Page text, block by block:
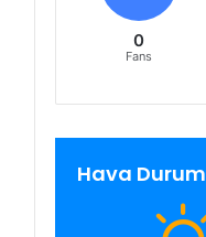
0
Fans
Hava